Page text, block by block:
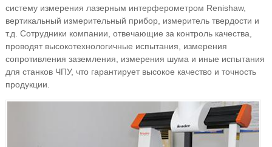
систему измерения лазерным интерферометром Renishaw,
вертикальный измерительный прибор, измеритель твердости и
т.д. Сотрудники компании, отвечающие за контроль качества,
проводят высокотехнологичные испытания, измерения
сопротивления заземления, измерения шума и иные испытания
для станков ЧПУ, что гарантирует высокое качество и точность
продукции.